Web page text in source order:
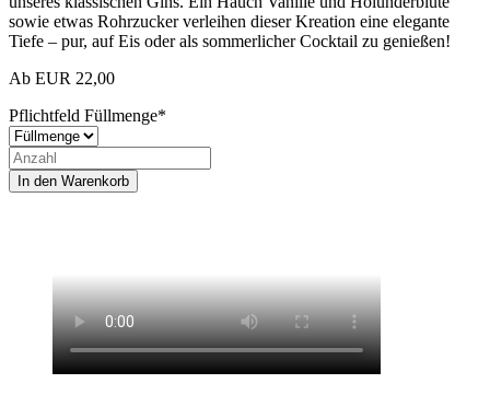
sowie etwas Rohrzucker verleihen dieser Kreation eine elegante
Tiefe – pur, auf Eis oder als sommerlicher Cocktail zu genießen!
Ab EUR 22,00
Pflichtfeld Füllmenge*